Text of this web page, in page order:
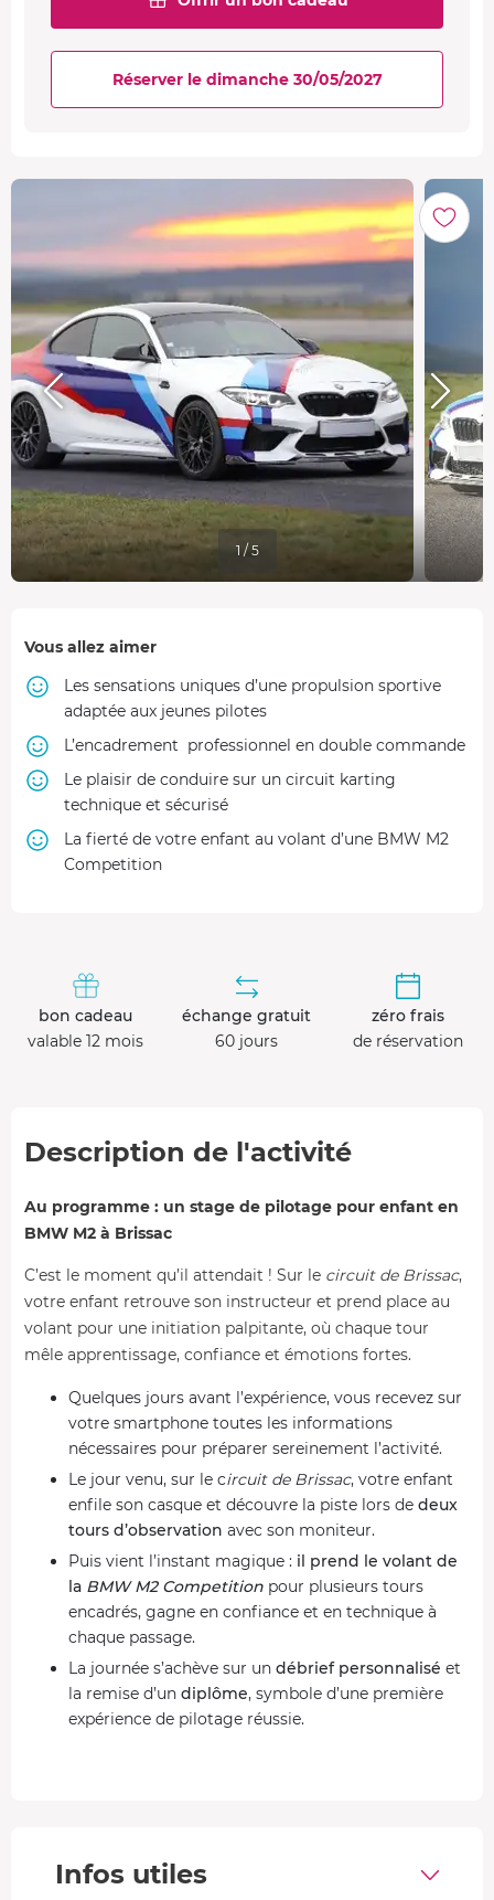
Réserver le dimanche 30/05/2027
1 / 5
Vous allez aimer
Les sensations uniques d’une propulsion sportive
adaptée aux jeunes pilotes
L’encadrement professionnel en double commande
Le plaisir de conduire sur un circuit karting
technique et sécurisé
La fierté de votre enfant au volant d’une BMW M2
Competition
bon cadeau
valable 12 mois
échange gratuit
60 jours
zéro frais
de réservation
Description de l'activité
Au programme : un stage de pilotage pour enfant en
BMW M2 à Brissac
C’est le moment qu’il attendait ! Sur le circuit de Brissac,
votre enfant retrouve son instructeur et prend place au
volant pour une initiation palpitante, où chaque tour
mêle apprentissage, confiance et émotions fortes.
Quelques jours avant l’expérience, vous recevez sur
votre smartphone toutes les informations
nécessaires pour préparer sereinement l’activité.
Le jour venu, sur le circuit de Brissac, votre enfant
enfile son casque et découvre la piste lors de deux
tours d’observation avec son moniteur.
Puis vient l’instant magique : il prend le volant de
la BMW M2 Competition pour plusieurs tours
encadrés, gagne en confiance et en technique à
chaque passage.
La journée s’achève sur un débrief personnalisé et
la remise d’un diplôme, symbole d’une première
expérience de pilotage réussie.
renforcer sa maîtrise et son plaisir de conduire.
Infos utiles